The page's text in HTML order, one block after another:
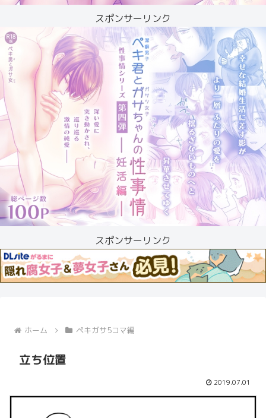
スポンサーリンク
スポンサーリンク
ホーム ペキガサ5コマ編
立ち位置
2019.07.01